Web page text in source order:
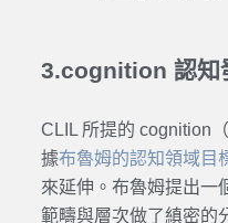
3.cognition 認知
CLIL 所提的 cognition
據布魯姆的認知領域目
來延伸。布魯姆提出一
範疇與層次做了縝密的